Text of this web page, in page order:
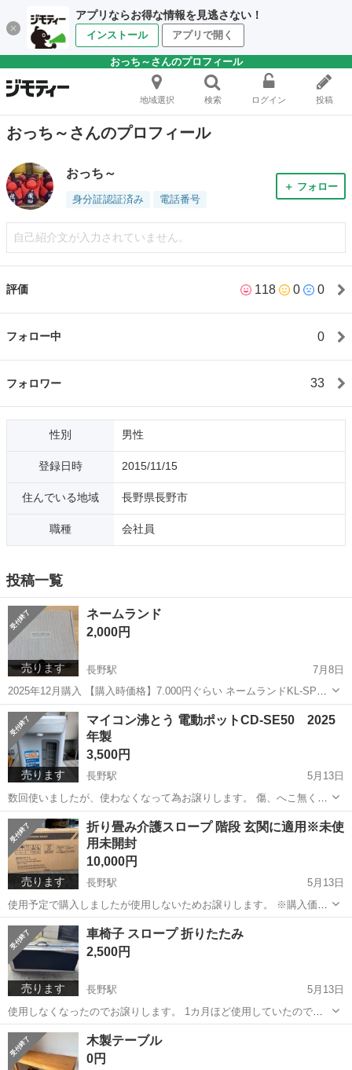
アプリならお得な情報を見逃さない！
インストール アプリで開く
おっち～さんのプロフィール
地域選択 検索 ログイン 投稿
おっち～さんのプロフィール
おっち～
身分証認証済み 電話番号
＋ フォロー
自己紹介文が入力されていません。
評価 118 0 0
フォロー中 0
フォロワー 33
性別 男性
登録日時 2015/11/15
住んでいる地域 長野県長野市
職種 会社員
投稿一覧
売ります
ネームランド
2,000円
長野駅
7月8日
2025年12月購入 【購入時価格】7.000円ぐらい ネームランドKL-SP10
※開封済み未使用 通常ラベルプリンターと間違えて購入した為お譲り
します。 スマホと接続して印字するタイプです。 詳細は商品HPを...
長野 長野市 長野駅 周辺機器 状態
売ります
マイコン沸とう 電動ポットCD-SE50 2025
年製
3,500円
長野駅
5月13日
数回使いましたが、使わなくなって為お譲りします。 傷、へこ無くほ
ぼ綺麗な状態です。 ※購入価格13.500円 たっぷりお湯が使えて便利な
「大容量5L」＆「985Wスピード沸とう」タイプ 水量が約500mL以下
になると...
長野 長野市 長野駅 生活家電 ポット
売ります
折り畳み介護スロープ 階段 玄関に適用※未使
用未開封
10,000円
長野駅
5月13日
使用予定で購入しましたが使用しないためお譲りします。 ※購入価格
23.980円 便利式スロープで、折り畳み式の設計は体積をもっと小さく
て、持ち運びに便利と車に積み込み便利で、省スペースです。 展開サ
イズ：182.5×7...
長野 長野市 長野駅 セーフティ、チャイルドシート
スロープ
売ります
車椅子 スロープ 折りたたみ
2,500円
長野駅
5月13日
使用しなくなったのでお譲りします。 1カ月ほど使用していたので使
用感はあります。 メーカー不明ですが商品案内です。 ※購入価格
23.540円 安心と使いやすさを追求した折り畳み式スロープ。 【滑り止
め加工】 表面...
長野 長野市 長野駅 車のパーツ
木製テーブル
0円